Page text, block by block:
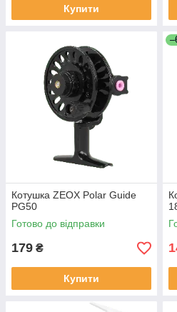
Купити
Котушка ZEOX Polar Guide
PG50
Готово до відправки
179 ₴
Купити